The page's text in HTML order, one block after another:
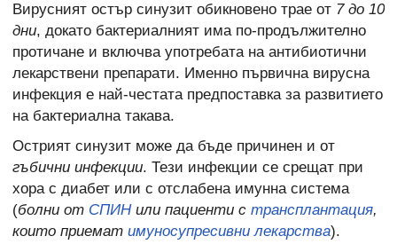
Вирусният остър синузит обикновено трае от 7 до 10
дни, докато бактериалният има по-продължително
протичане и включва употребата на антибиотични
лекарствени препарати. Именно първична вирусна
инфекция е най-честата предпоставка за развитието
на бактериална такава.
Острият синузит може да бъде причинен и от
гъбични инфекции. Тези инфекции се срещат при
хора с диабет или с отслабена имунна система
(болни от СПИНили пациенти с трансплантация,
които приемат имуносупресивни лекарства).